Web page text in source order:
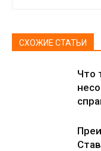
СХОЖИЕ СТАТЬИ
Что